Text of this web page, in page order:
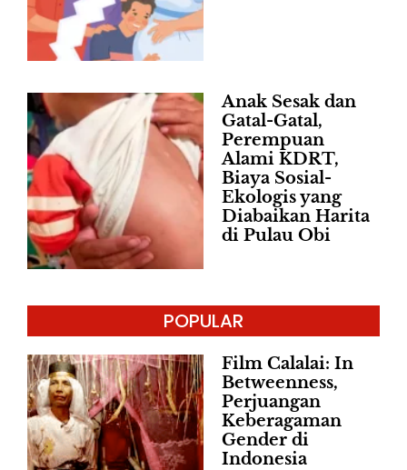
Anak Sesak dan
Gatal-Gatal,
Perempuan
Alami KDRT,
Biaya Sosial-
Ekologis yang
Diabaikan Harita
di Pulau Obi
POPULAR
Film Calalai: In
Betweenness,
Perjuangan
Keberagaman
Gender di
Indonesia